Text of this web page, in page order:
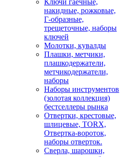
Ключи гаечные,
накидные, рожковые,
Г-образные,
трещеточные, наборы
ключей
Молотки, кувалды
Плашки, метчики,
плашкодержатели,
метчикодержатели,
наборы
Наборы инструментов
(золотая коллекция)
бестселлеры рынка
Отвертки, крестовые,
шлицевые, TORX,
Отвертка-вороток,
наборы отверток.
Сверла, шарошки,